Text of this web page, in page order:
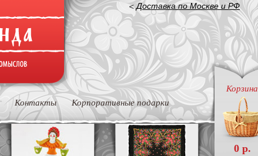
<Доставка по Москве и РФ
Корзина
0 р.
Контакты Корпоративные подарки